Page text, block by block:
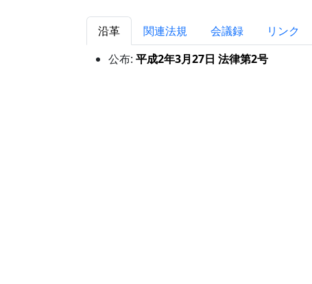
沿革 関連法規 会議録
リンク
公布: 平成2年3月27日 法律第2号